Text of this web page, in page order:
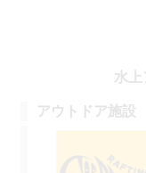
水上
アウトドア施設